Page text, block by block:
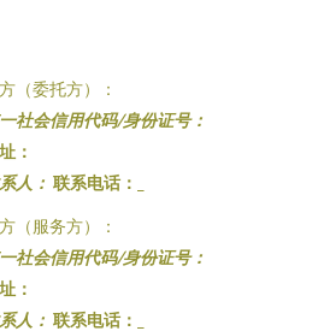
（委托方）：
社会信用代码/身份证号：
：
人： 联系电话：
（服务方）：
社会信用代码/身份证号：
：
人： 联系电话：